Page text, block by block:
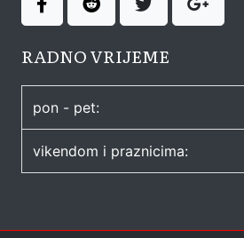
RADNO VRIJEME
pon - pet:
vikendom i praznicima: